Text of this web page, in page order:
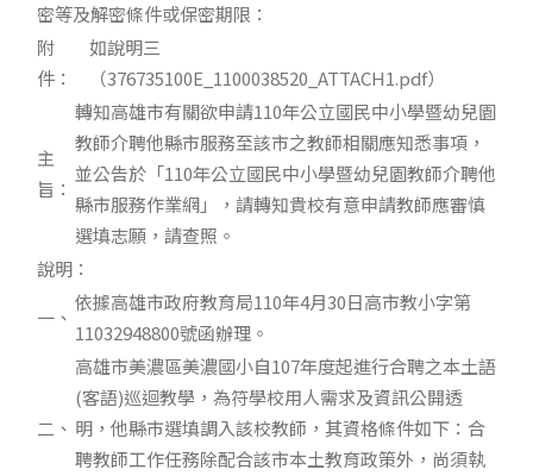
密等及解密條件或保密期限：
附
件：
如說明三
（376735100E_1100038520_ATTACH1.pdf）
主
旨：
轉知高雄市有關欲申請110年公立國民中小學暨幼兒園
教師介聘他縣市服務至該市之教師相關應知悉事項，
並公告於「110年公立國民中小學暨幼兒園教師介聘他
縣市服務作業網」，請轉知貴校有意申請教師應審慎
選填志願，請查照。
說明：
一、
依據高雄市政府教育局110年4月30日高市教小字第
11032948800號函辦理。
二、
高雄市美濃區美濃國小自107年度起進行合聘之本土語
(客語)巡迴教學，為符學校用人需求及資訊公開透
明，他縣市選填調入該校教師，其資格條件如下：合
聘教師工作任務除配合該市本土教育政策外，尚須執